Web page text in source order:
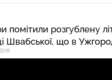
помітили розгублену
Швабської, що в